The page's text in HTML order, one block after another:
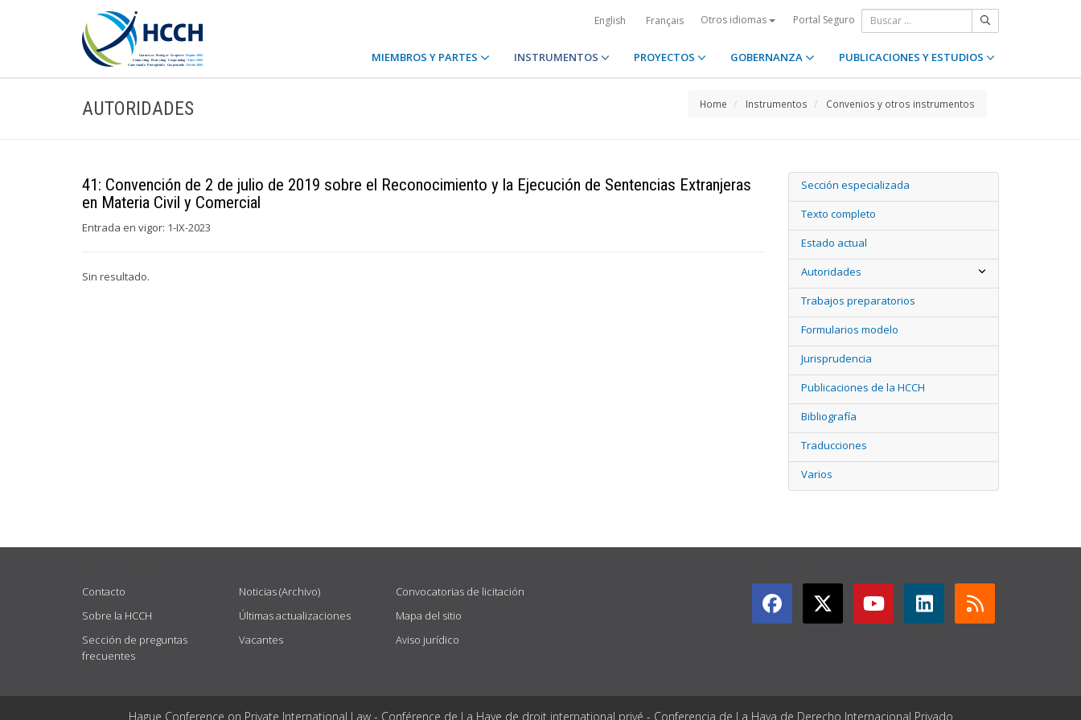
English Français Otros idiomas Portal Seguro
MIEMBROS Y PARTES INSTRUMENTOS PROYECTOS GOBERNANZA PUBLICACIONES Y ESTUDIOS
AUTORIDADES Home Instrumentos Convenios y otros instrumentos
41: Convención de 2 de julio de 2019 sobre el Reconocimiento y la Ejecución de Sentencias Extranjeras
en Materia Civil y Comercial
Entrada en vigor: 1-IX-2023
Sin resultado.
Sección especializada
Texto completo
Estado actual
Autoridades
Trabajos preparatorios
Formularios modelo
Jurisprudencia
Publicaciones de la HCCH
Bibliografía
Traducciones
Varios
Contacto
Sobre la HCCH
Sección de preguntas
frecuentes
Noticias (Archivo)
Últimas actualizaciones
Vacantes
Convocatorias de licitación
Mapa del sitio
Aviso jurídico
Hague Conference on Private International Law - Conférence de La Haye de droit international privé - Conferencia de La Haya de Derecho Internacional Privado